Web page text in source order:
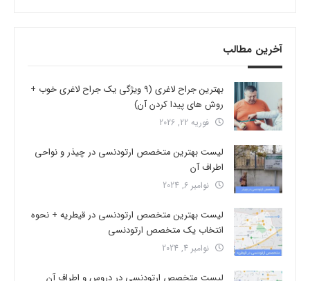
آخرین مطالب
بهترین جراح لاغری (9 ویژگی یک جراح لاغری خوب +
روش های پیدا کردن آن)
فوریه 22, 2026
لیست بهترین متخصص ارتودنسی در چیذر و نواحی
اطراف آن
نوامبر 6, 2024
لیست بهترین متخصص ارتودنسی در قیطریه + نحوه
انتخاب یک متخصص ارتودنسی
نوامبر 4, 2024